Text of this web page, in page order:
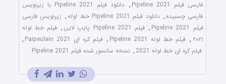
فارسی فیلم Pipeline 2021 ,
دانلود فیلم Pipeline 2021 با زیرنویس
فارسی چسبیده , دانلود فیلم Pipeline 2021 خط لوله , زیرنویس فارسی
فیلم Pipeline 2021
, فیلم Pipeline 2021 پایپ لاین , فیلم خط لوله
۲۰۲۱ , فیلم خط لوله Pipeline 2021 , فیلم کره ای Paipeulain 2021
,
فیلم کره ای خط لوله 2021
, نسخه سانسور شده فیلم Pipeline 2021